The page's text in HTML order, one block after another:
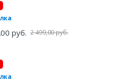
руб. 2 499,00 руб.